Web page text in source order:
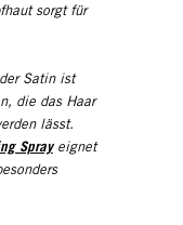
sorgt für
Satin ist
die das Haar
lässt.
Sprayeignet